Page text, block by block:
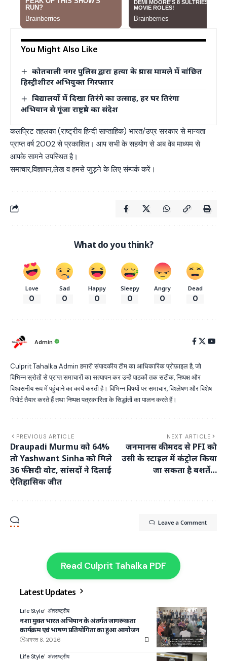
You Might Also Like
कोतवाली नगर पुलिस द्वारा हत्या के प्रयास मामले में वांछित
हिस्ट्रीशीटर अभियुक्त गिरफ्तार
विद्यालयों में दिखा तिरंगे का उत्साह, हर घर तिरंगा
अभियान से गूंजा राष्ट्रप्रेम का संदेश
कलप्रिट तहलका (राष्ट्रीय हिन्दी साप्ताहिक) भारत/उप्र सरकार से मान्यता
प्राप्त वर्ष 2002 से प्रकाशित। आप सभी के सहयोग से अब वेब माध्यम से
आपके सामने उपस्थित है।
समाचार,विज्ञापन,लेख व हमसे जुड़ने के लिए संम्पर्क करें।
What do you think?
Love
0
Sad
0
Happy
0
Sleepy
0
Angry
0
Dead
0
Admin
Culprit Tahalka Admin हमारी संपादकीय टीम का आधिकारिक प्रोफ़ाइल है, जो
विभिन्न स्रोतों से प्राप्त समाचारों का सत्यापन कर उन्हें पाठकों तक सटीक, निष्पक्ष और
विश्वसनीय रूप में पहुंचाने का कार्य करती है। विभिन्न विषयों पर समाचार, विश्लेषण और विशेष
रिपोर्ट तैयार करते हैं तथा निष्पक्ष पत्रकारिता के सिद्धांतों का पालन करते हैं।
PREVIOUS ARTICLE
Draupadi Murmu को 64%
तो Yashwant Sinha को मिले
36 फीसदी वोट, सांसदों ने दिलाई
ऐतिहासिक जीत
NEXT ARTICLE
जनमानस की मदद से PFI को
उसी के स्टाइल में कंट्रोल किया
जा सकता है बशर्ते…
Leave a Comment
Read Culprit Tahalka PDF
Latest Updates
Life Style अंतराष्ट्रीय
नशा मुक्त भारत अभियान के अंतर्गत जागरूकता
कार्यक्रम एवं भाषण प्रतियोगिता का हुआ आयोजन
अगस्त 8, 2026
Life Style अंतराष्ट्रीय